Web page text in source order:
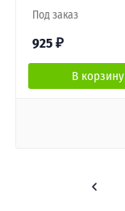
Под заказ
925 ₽
В корзину